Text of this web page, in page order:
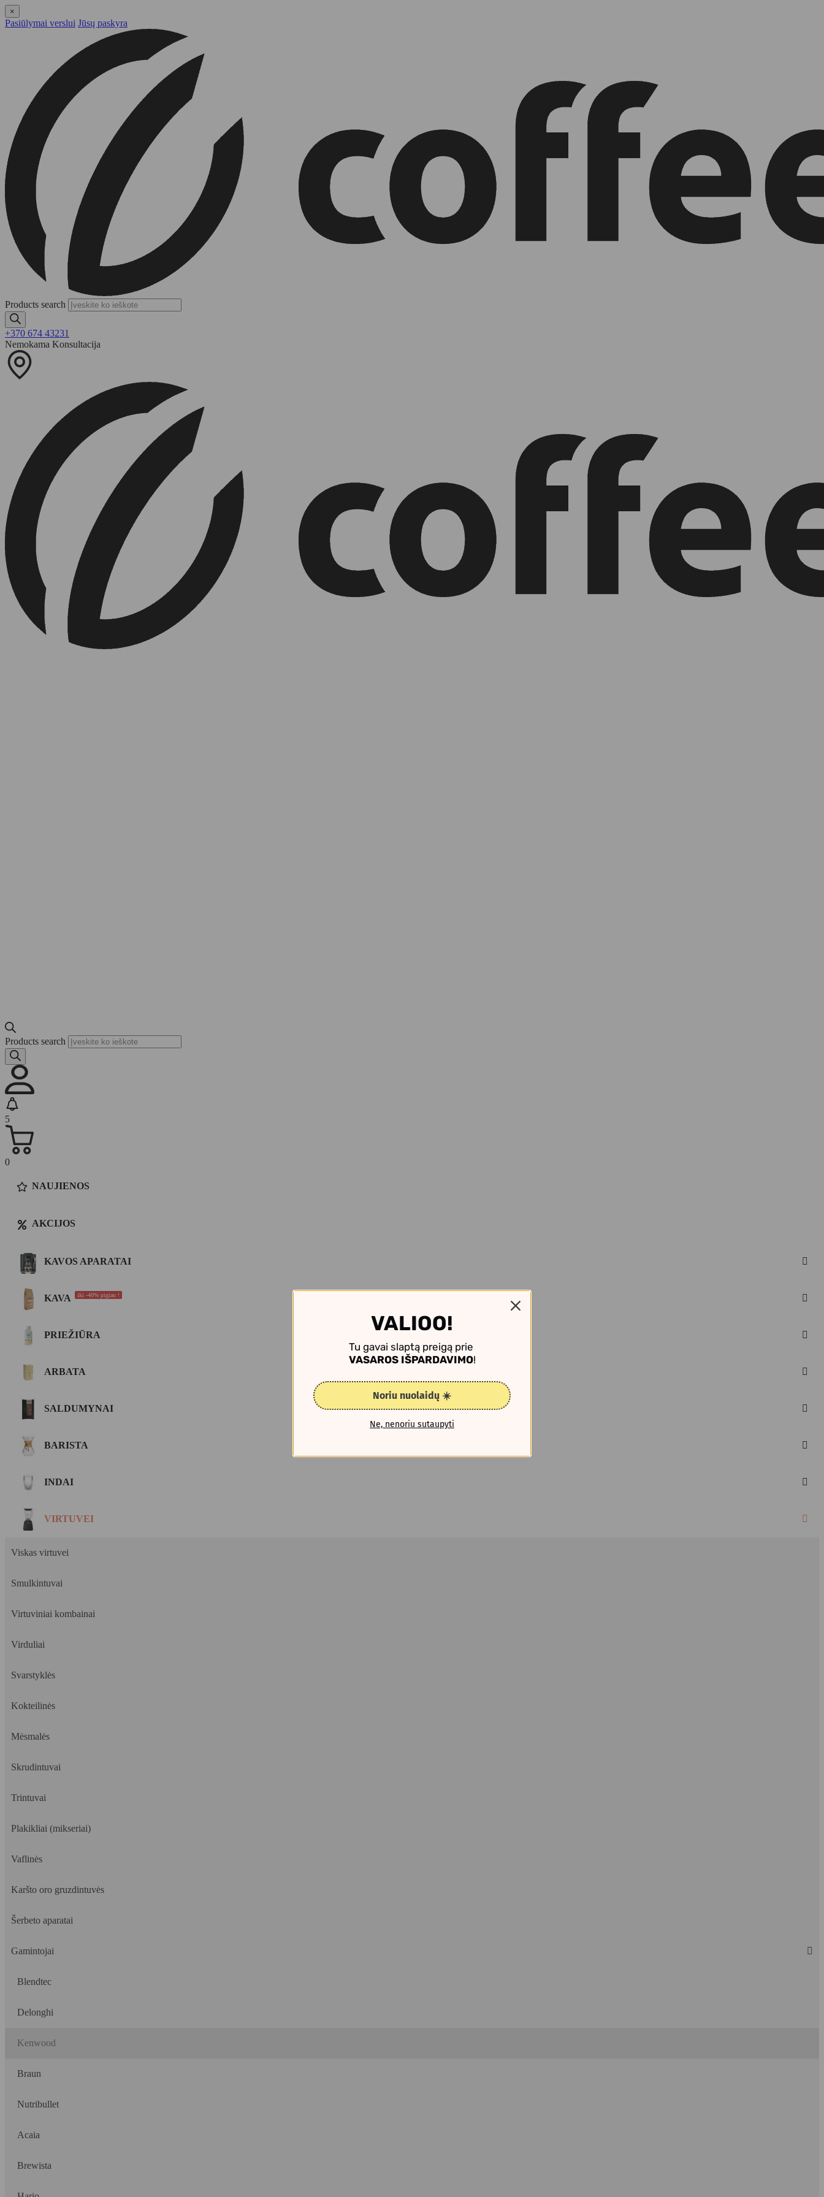
×
Pasiūlymai verslui Jūsų paskyra
Products search
+370 674 43231
Nemokama Konsultacija
Products search
5
0
NAUJIENOS
AKCIJOS
KAVOS APARATAI
KAVA iki -40% pigiau !
PRIEŽIŪRA
ARBATA
SALDUMYNAI
BARISTA
INDAI
VIRTUVEI
Viskas virtuvei
Smulkintuvai
Virtuviniai kombainai
Virduliai
Svarstyklės
Kokteilinės
Mėsmalės
Skrudintuvai
Trintuvai
Plakikliai (mikseriai)
Vaflinės
Karšto oro gruzdintuvės
Šerbeto aparatai
Gamintojai
Blendtec
Delonghi
Kenwood
Braun
Nutribullet
Acaia
Brewista
VALIOO!
Tu gavai slaptą preigą prie
VASAROS IŠPARDAVIMO!
Noriu nuolaidų ☀️
Ne, nenoriu sutaupyti